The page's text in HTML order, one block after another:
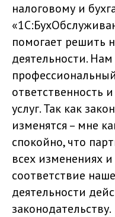
налоговому и
помогает решить
деятельности.
ответственность
услуг. Так как
изменятся – мне
спокойно, что
всех изменениях
соответствие
деятельности
законодательству.